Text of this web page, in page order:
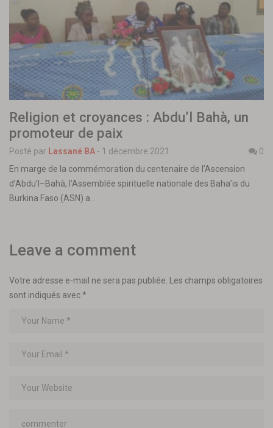
Religion et croyances : Abdu’l Bahà, un
promoteur de paix
Posté par Lassané BA - 1 décembre 2021
0
En marge de la commémoration du centenaire de l’Ascension
d’Abdu’l–Bahà, l’Assemblée spirituelle nationale des Baha’is du
Burkina Faso (ASN) a…
Leave a comment
Votre adresse e-mail ne sera pas publiée.
Les champs obligatoires
sont indiqués avec*